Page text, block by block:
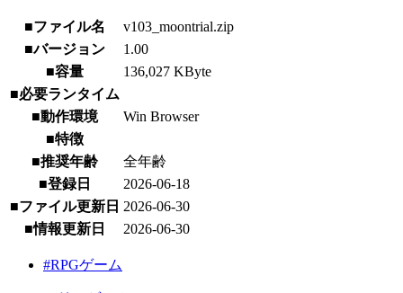
■ファイル名
v103_moontrial.zip
■バージョン
1.00
■容量
136,027 KByte
■必要ランタイム
■動作環境
Win Browser
■特徴
■推奨年齢
全年齢
■登録日
2026-06-18
■ファイル更新日 2026-06-30
■情報更新日
2026-06-30
#RPGゲーム